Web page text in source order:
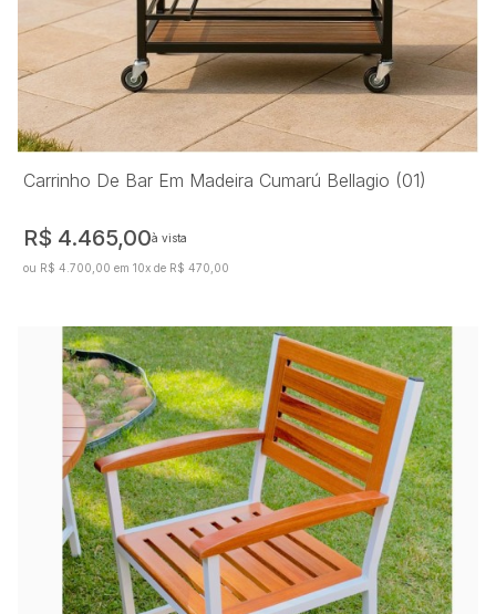
Carrinho De Bar Em Madeira Cumarú Bellagio (01)
R$ 4.465,00à vista
ou R$ 4.700,00 em 10x de R$ 470,00